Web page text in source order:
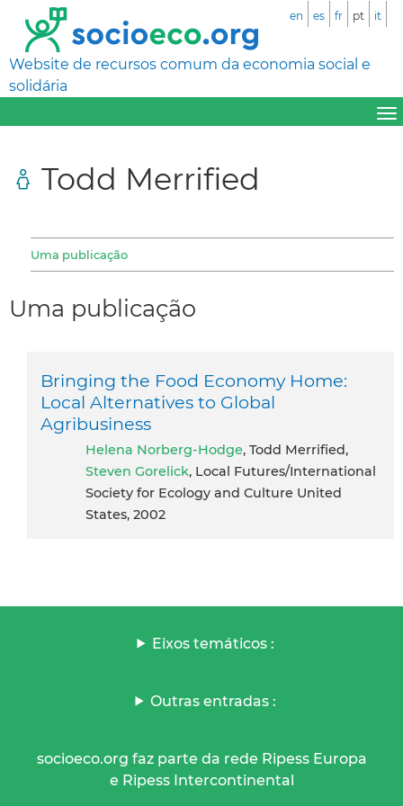
Website de recursos comum da economia social e
solidária
en es fr pt it
Todd Merrified
Uma publicação
Uma publicação
Bringing the Food Economy Home:
Local Alternatives to Global
Agribusiness
Helena Norberg-Hodge, Todd Merrified,
Steven Gorelick, Local Futures/International
Society for Ecology and Culture United
States, 2002
Eixos temáticos :
Outras entradas :
socioeco.org faz parte da rede Ripess Europa
e Ripess Intercontinental